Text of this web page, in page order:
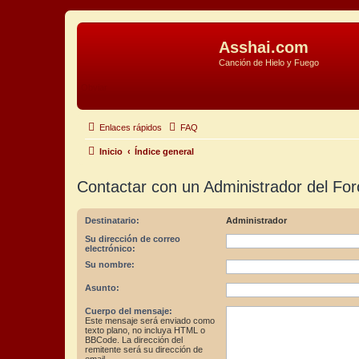
Asshai.com
Canción de Hielo y Fuego
Enlaces rápidos FAQ
Inicio Índice general
Contactar con un Administrador del
Destinatario:
Administrador
Su dirección de correo
electrónico:
Su nombre:
Asunto:
Cuerpo del mensaje:
Este mensaje será enviado como
texto plano, no incluya HTML o
BBCode. La dirección del
remitente será su dirección de